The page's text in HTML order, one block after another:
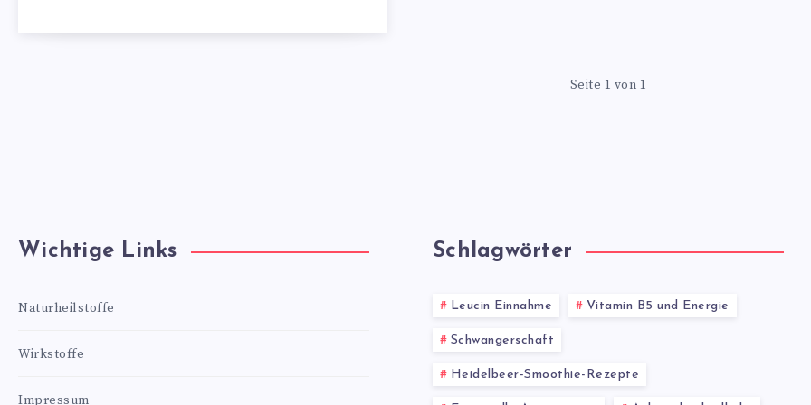
Seite 1 von 1
Wichtige Links
Naturheilstoffe
Wirkstoffe
Impressum
Schlagwörter
Leucin Einnahme Vitamin B5 und Energie
Schwangerschaft
Heidelbeer-Smoothie-Rezepte